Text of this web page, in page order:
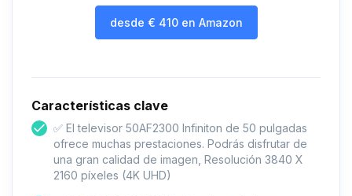
desde € 410en Amazon
Características clave
✅ El televisor 50AF2300 Infiniton de 50 pulgadas
ofrece muchas prestaciones. Podrás disfrutar de
una gran calidad de imagen, Resolución 3840 X
2160 píxeles (4K UHD)